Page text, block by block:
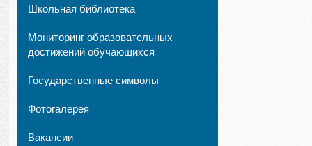
Школьная библиотека
Мониторинг образовательных
достижений обучающихся
Государственные символы
Фотогалерея
Вакансии